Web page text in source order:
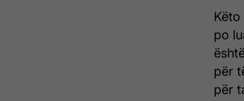
po
për
për